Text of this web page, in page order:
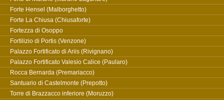
Forte Hensel (Malborghetto)
Forte La Chiusa (Chiusaforte)
Fortezza di Osoppo
Fortilizio di Portis (Venzone)
Palazzo Fortificato di Ariis (Rivignano)
Palazzo Fortificato Valesio Calice (Paularo)
Rocca Bernarda (Premariacco)
Santuario di Castelmonte (Prepotto)
Torre di Brazzacco inferiore (Moruzzo)